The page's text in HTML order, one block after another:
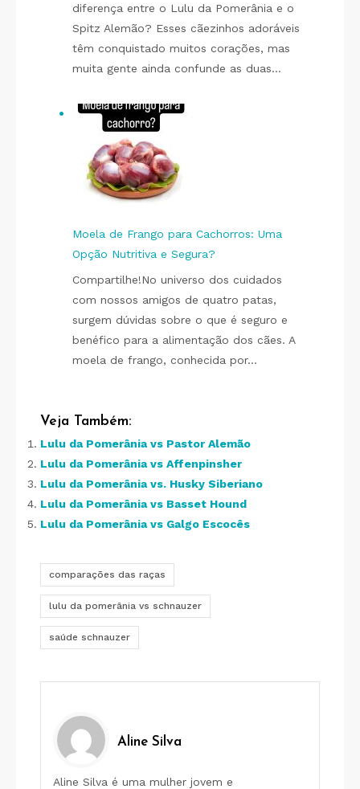
diferença entre o Lulu da Pomerânia e o
Spitz Alemão? Esses cãezinhos adoráveis
têm conquistado muitos corações, mas
muita gente ainda confunde as duas…
Moela de Frango para Cachorros: Uma
Opção Nutritiva e Segura?
Compartilhe!No universo dos cuidados
com nossos amigos de quatro patas,
surgem dúvidas sobre o que é seguro e
benéfico para a alimentação dos cães. A
moela de frango, conhecida por…
Veja Também:
Lulu da Pomerânia vs Pastor Alemão
Lulu da Pomerânia vs Affenpinsher
Lulu da Pomerânia vs. Husky Siberiano
Lulu da Pomerânia vs Basset Hound
Lulu da Pomerânia vs Galgo Escocês
comparações das raças
lulu da pomerânia vs schnauzer
saúde schnauzer
Aline Silva
Aline Silva é uma mulher jovem e